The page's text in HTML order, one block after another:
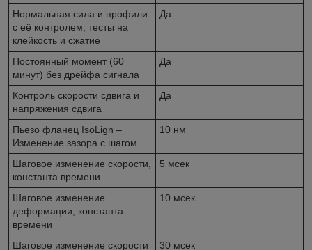
Нормальная сила и профили
с её контролем, тесты на
клейкость и сжатие
Да
Постоянный момент (60
минут) без дрейфа сигнала
Да
Контроль скорости сдвига и
напряжения сдвига
Да
Пьезо фланец IsoLign –
Изменение зазора с шагом
10 нм
Шаговое изменение скорости,
константа времени
5 мсек
Шаговое изменение
деформации, константа
времени
10 мсек
Шаговое изменение скорости
30 мсек